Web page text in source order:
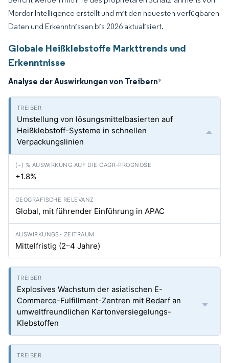
Mordor Intelligence erstellt und mit den neuesten verfügbaren
Daten und Erkenntnissen bis 2026 aktualisiert.
Globale Heißklebstoffe Markttrends und
Erkenntnisse
Analyse der Auswirkungen von Treibern*
Umstellung von lösungsmittelbasierten auf
Heißklebstoff-Systeme in schnellen
Verpackungslinien
+1.8%
Global, mit führender Einführung in APAC
Mittelfristig (2–4 Jahre)
Explosives Wachstum der asiatischen E-
Commerce-Fulfillment-Zentren mit Bedarf an
umweltfreundlichen Kartonversiegelungs-
Klebstoffen